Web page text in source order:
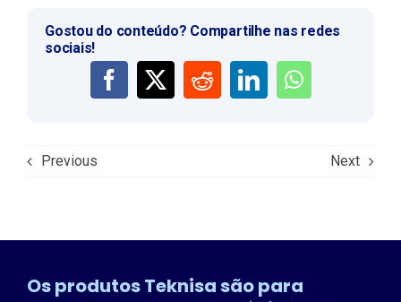
Gostou do conteúdo? Compartilhe nas redes
sociais!
Previous Next
Os produtos Teknisa são para